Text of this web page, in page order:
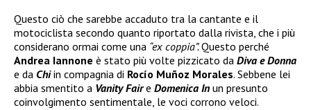
Questo ciò che sarebbe accaduto tra la cantante e il
motociclista secondo quanto riportato dalla rivista, che i più
considerano ormai come una “ex coppia”.Questo perché
Andrea Iannone è stato più volte pizzicato da Diva e Donna
e da Chiin compagnia di Rocío Muñoz Morales. Sebbene lei
abbia smentito a Vanity Faire Domenica In un presunto
coinvolgimento sentimentale, le voci corrono veloci.